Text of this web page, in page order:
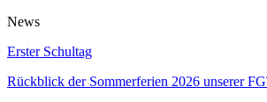
News
Erster Schultag
Rückblick der Sommerferien 2026 unserer